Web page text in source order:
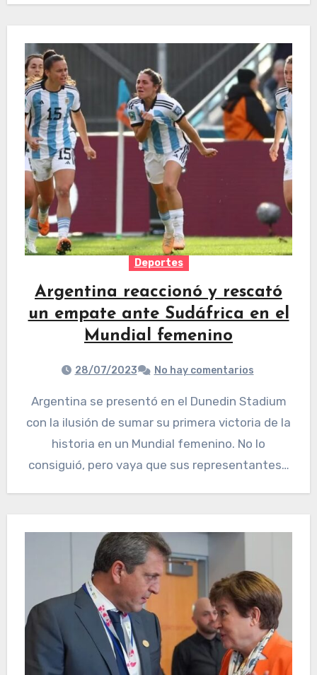
Deportes
Argentina reaccionó y rescató
un empate ante Sudáfrica en el
Mundial femenino
28/07/2023 No hay comentarios
Argentina se presentó en el Dunedin Stadium
con la ilusión de sumar su primera victoria de la
historia en un Mundial femenino. No lo
consiguió, pero vaya que sus representantes…